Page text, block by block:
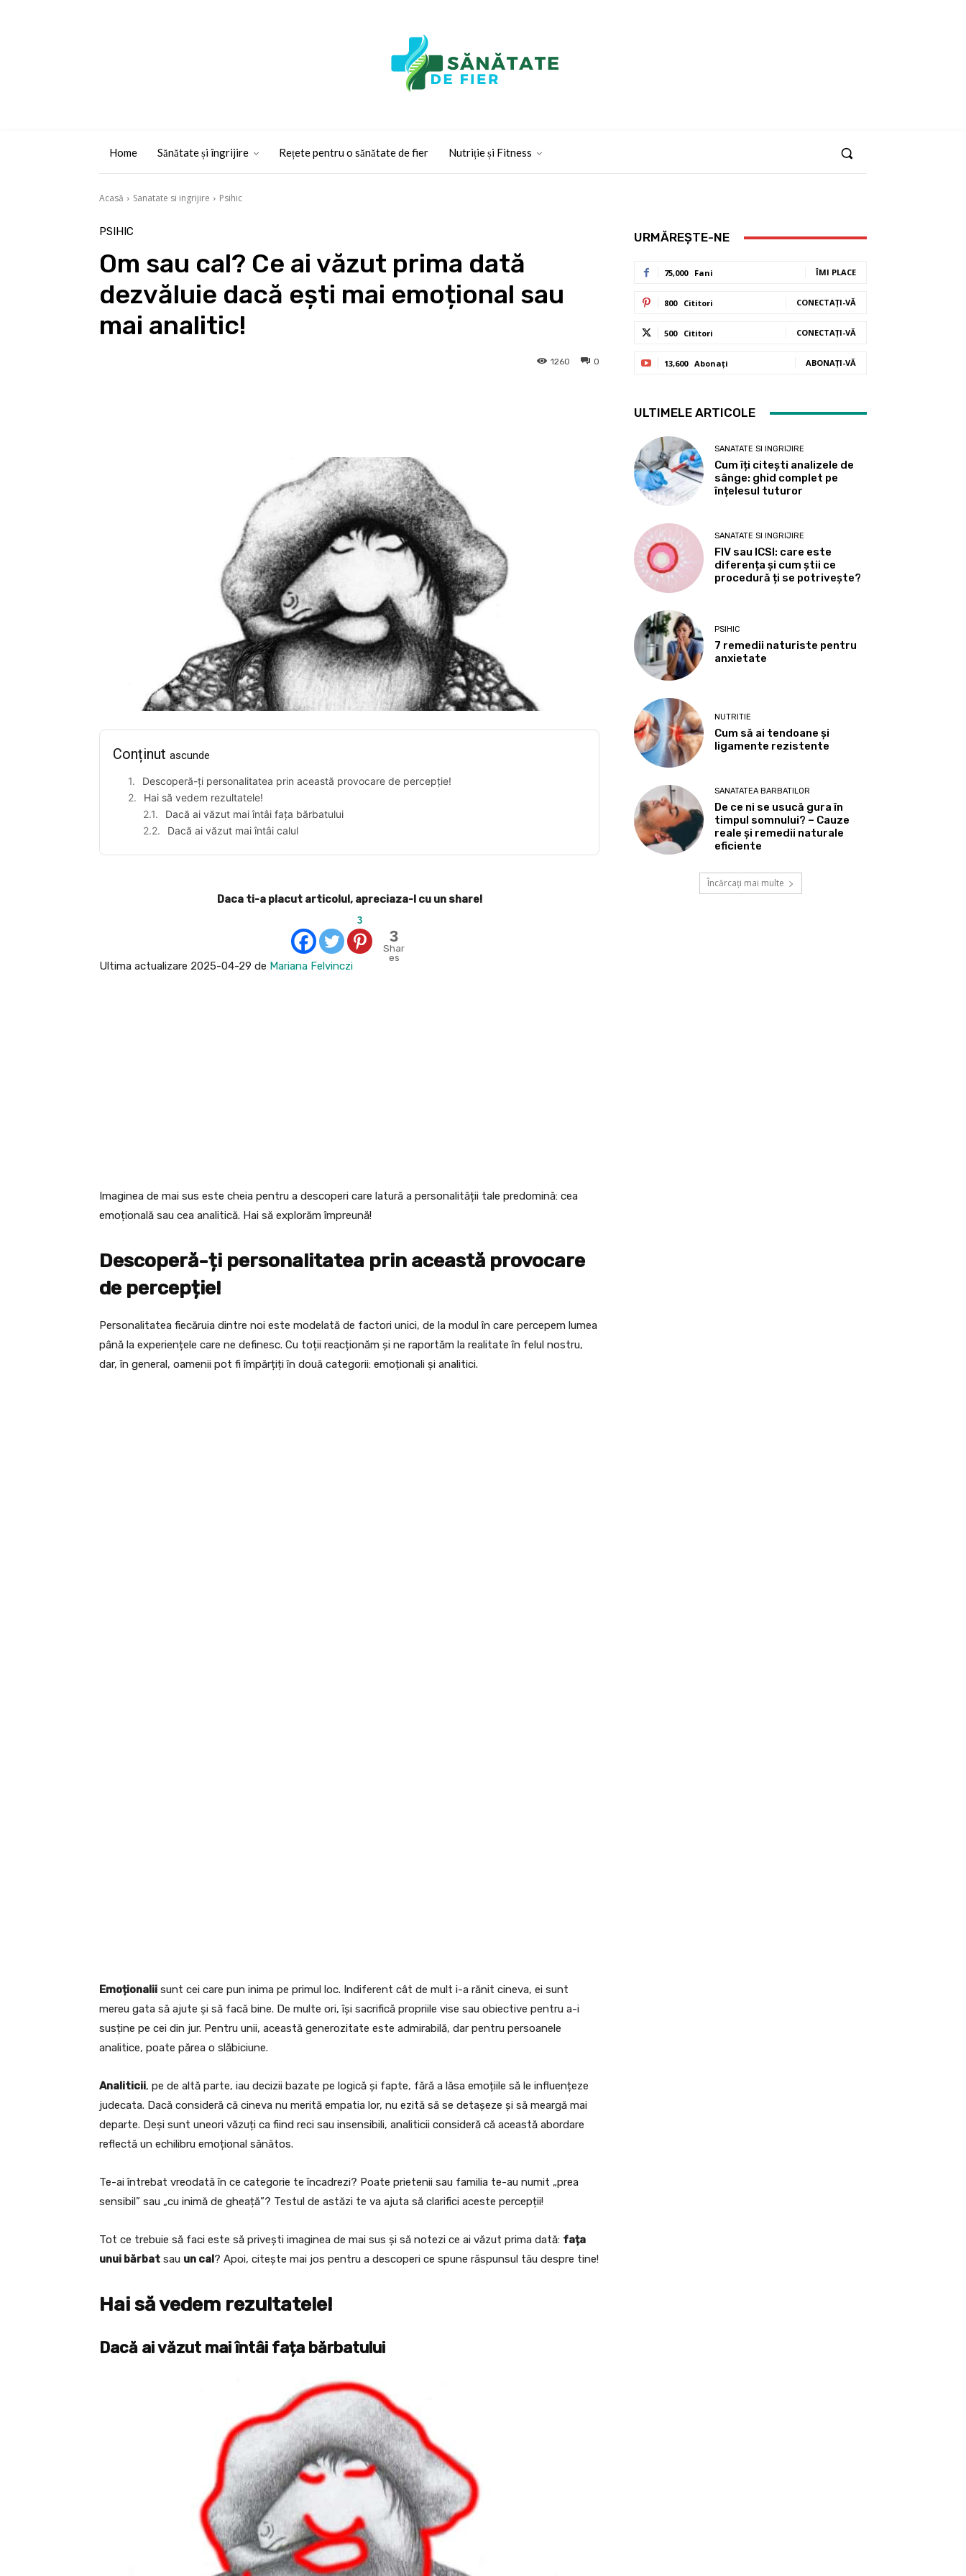
Home Sănătate și îngrijire Rețete pentru o sănătate de fier Nutriție și Fitness
Acasă Sanatate si ingrijire Psihic
PSIHIC
Om sau cal? Ce ai văzut prima dată
dezvăluie dacă ești mai emoțional sau
mai analitic!
0
1260
Conținut ascunde
Descoperă-ți personalitatea prin această provocare de percepție!
Hai să vedem rezultatele!
Dacă ai văzut mai întâi fața bărbatului
Dacă ai văzut mai întâi calul
Daca ti-a placut articolul, apreciaza-l cu un share!
3
3
Shar
es
Ultima actualizare 2025-04-29 de Mariana Felvinczi
Imaginea de mai sus este cheia pentru a descoperi care latură a personalității tale predomină: cea
emoțională sau cea analitică. Hai să explorăm împreună!
Descoperă-ți personalitatea prin această provocare
de percepție!
Personalitatea fiecăruia dintre noi este modelată de factori unici, de la modul în care percepem lumea
până la experiențele care ne definesc. Cu toții reacționăm și ne raportăm la realitate în felul nostru,
dar, în general, oamenii pot fi împărțiți în două categorii: emoționali și analitici.
Emoționalii sunt cei care pun inima pe primul loc. Indiferent cât de mult i-a rănit cineva, ei sunt
mereu gata să ajute și să facă bine. De multe ori, își sacrifică propriile vise sau obiective pentru a-i
susține pe cei din jur. Pentru unii, această generozitate este admirabilă, dar pentru persoanele
analitice, poate părea o slăbiciune.
Analiticii, pe de altă parte, iau decizii bazate pe logică și fapte, fără a lăsa emoțiile să le influențeze
judecata. Dacă consideră că cineva nu merită empatia lor, nu ezită să se detașeze și să meargă mai
departe. Deși sunt uneori văzuți ca fiind reci sau insensibili, analiticii consideră că această abordare
reflectă un echilibru emoțional sănătos.
Te-ai întrebat vreodată în ce categorie te încadrezi? Poate prietenii sau familia te-au numit „prea
sensibil” sau „cu inimă de gheață”? Testul de astăzi te va ajuta să clarifici aceste percepții!
Tot ce trebuie să faci este să privești imaginea de mai sus și să notezi ce ai văzut prima dată: fața
unui bărbat sau un cal? Apoi, citește mai jos pentru a descoperi ce spune răspunsul tău despre tine!
Hai să vedem rezultatele!
Dacă ai văzut mai întâi fața bărbatului
URMĂREȘTE-NE
75,000 Fani ÎMI PLACE
800 Cititori CONECTAȚI-VĂ
500 Cititori CONECTAȚI-VĂ
13,600 Abonați ABONAȚI-VĂ
ULTIMELE ARTICOLE
SANATATE SI INGRIJIRE
Cum îți citești analizele de
sânge: ghid complet pe
înțelesul tuturor
SANATATE SI INGRIJIRE
FIV sau ICSI: care este
diferența și cum știi ce
procedură ți se potrivește?
PSIHIC
7 remedii naturiste pentru
anxietate
NUTRITIE
Cum să ai tendoane şi
ligamente rezistente
SANATATEA BARBATILOR
De ce ni se usucă gura în
timpul somnului? – Cauze
reale și remedii naturale
eficiente
Încărcați mai multe